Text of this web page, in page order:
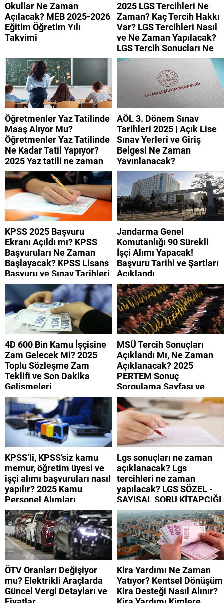
Okullar Ne Zaman
Açılacak? MEB 2025-2026
Eğitim Öğretim Yılı
Takvimi
2025 LGS Tercihleri Ne
Zaman? Kaç Tercih Hakkı
Var? LGS Tercihleri Nasıl
ve Ne Zaman Yapılacak?
LGS Tercih Sonuçları Ne
Zaman Açıklanacak?
Öğretmenler Yaz Tatilinde
Maaş Alıyor Mu?
Öğretmenler Yaz Tatilinde
Ne Kadar Tatil Yapıyor?
2025 Yaz tatili ne zaman
başlıyor?
AÖL 3. Dönem Sınav
Tarihleri 2025 | Açık Lise
Sınav Yerleri ve Giriş
Belgesi Ne Zaman
Yayınlanacak?
KPSS 2025 Başvuru
Ekranı Açıldı mı? KPSS
Başvuruları Ne Zaman
Başlayacak? KPSS Lisans
Başvuru ve Sınav Tarihleri
(Haziran-Temmuz 2025)
Jandarma Genel
Komutanlığı 90 Sürekli
İşçi Alımı Yapacak!
Başvuru Tarihi ve Şartları
Açıklandı
4D 600 Bin Kamu İşçisine
Zam Gelecek Mi? 2025
Toplu Sözleşme Zam
Teklifi ve Son Dakika
Gelişmeleri
MSÜ Tercih Sonuçları
Açıklandı Mı, Ne Zaman
Açıklanacak? 2025
PERTEM Sonuç
Sorgulama Sayfası ve
Güncel Gelişmeler
KPSS’li, KPSS’siz kamu
memur, öğretim üyesi ve
işçi alımı başvuruları nasıl
yapılır? 2025 Kamu
Personel Alımları
Lgs sonuçları ne zaman
açıklanacak? Lgs
tercihleri ne zaman
yapılacak? LGS SÖZEL -
SAYISAL SORU KİTAPÇIĞI
VE CEVAP ANAHTARI
2025
ÖTV Oranları Değişiyor
mu? Elektrikli Araçlarda
Güncel Vergi Detayları ve
Kira Yardımı Ne Zaman
Yatıyor? Kentsel Dönüşüm
Kira Desteği Nasıl Alınır?